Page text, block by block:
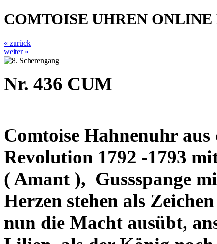
COMTOISE UHREN ONLINE
« zurück
weiter »
Nr. 436 CUM
Comtoise Hahnenuhr
Revolution 1792 -1793
( Amant ), Gussspange
Herzen stehen als
nun die Macht ausübt,